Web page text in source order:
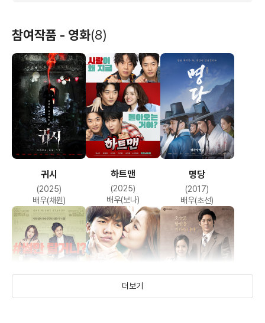
참여작품 - 영화(8)
귀시
(2025)
배우(채원)
하트맨
(2025)
배우(보나)
명당
(2017)
배우(초선)
더보기